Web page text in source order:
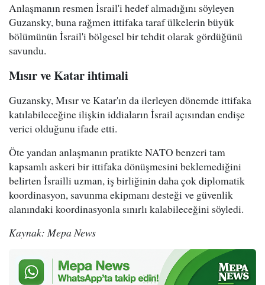
Anlaşmanın resmen İsrail'i hedef almadığını söyleyen
Guzansky, buna rağmen ittifaka taraf ülkelerin büyük
bölümünün İsrail'i bölgesel bir tehdit olarak gördüğünü
savundu.
Mısır ve Katar ihtimali
Guzansky, Mısır ve Katar'ın da ilerleyen dönemde ittifaka
katılabileceğine ilişkin iddiaların İsrail açısından endişe
verici olduğunu ifade etti.
Öte yandan anlaşmanın pratikte NATO benzeri tam
kapsamlı askeri bir ittifaka dönüşmesini beklemediğini
belirten İsrailli uzman, iş birliğinin daha çok diplomatik
koordinasyon, savunma ekipmanı desteği ve güvenlik
alanındaki koordinasyonla sınırlı kalabileceğini söyledi.
Kaynak: Mepa News